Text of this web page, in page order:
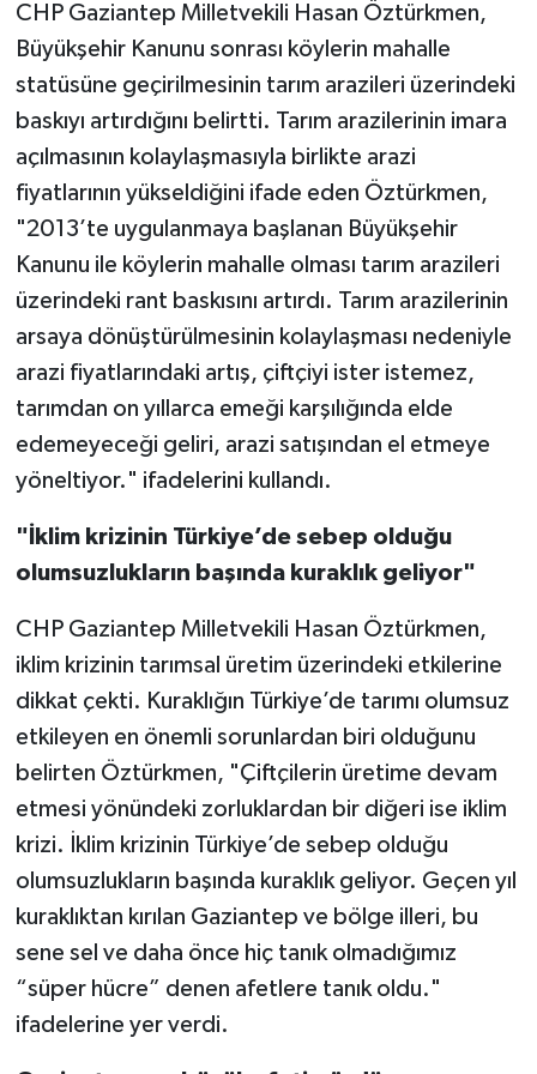
CHP Gaziantep Milletvekili Hasan Öztürkmen,
Büyükşehir Kanunu sonrası köylerin mahalle
statüsüne geçirilmesinin tarım arazileri üzerindeki
baskıyı artırdığını belirtti. Tarım arazilerinin imara
açılmasının kolaylaşmasıyla birlikte arazi
fiyatlarının yükseldiğini ifade eden Öztürkmen,
"2013’te uygulanmaya başlanan Büyükşehir
Kanunu ile köylerin mahalle olması tarım arazileri
üzerindeki rant baskısını artırdı. Tarım arazilerinin
arsaya dönüştürülmesinin kolaylaşması nedeniyle
arazi fiyatlarındaki artış, çiftçiyi ister istemez,
tarımdan on yıllarca emeği karşılığında elde
edemeyeceği geliri, arazi satışından el etmeye
yöneltiyor." ifadelerini kullandı.
"İklim krizinin Türkiye’de sebep olduğu
olumsuzlukların başında kuraklık geliyor"
CHP Gaziantep Milletvekili Hasan Öztürkmen,
iklim krizinin tarımsal üretim üzerindeki etkilerine
dikkat çekti. Kuraklığın Türkiye’de tarımı olumsuz
etkileyen en önemli sorunlardan biri olduğunu
belirten Öztürkmen, "Çiftçilerin üretime devam
etmesi yönündeki zorluklardan bir diğeri ise iklim
krizi. İklim krizinin Türkiye’de sebep olduğu
olumsuzlukların başında kuraklık geliyor. Geçen yıl
kuraklıktan kırılan Gaziantep ve bölge illeri, bu
sene sel ve daha önce hiç tanık olmadığımız
“süper hücre” denen afetlere tanık oldu."
ifadelerine yer verdi.